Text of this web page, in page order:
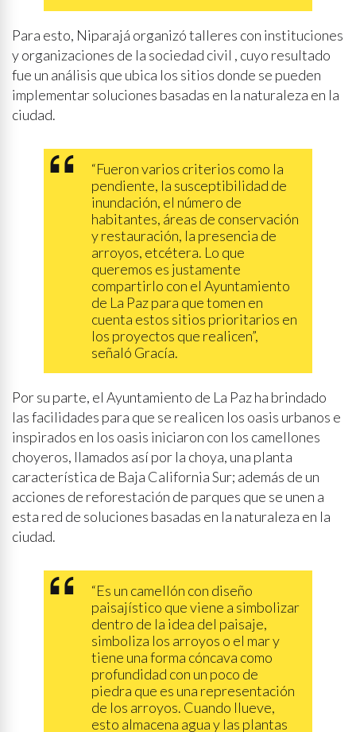
Para esto, Niparajá organizó talleres con instituciones
y organizaciones de la sociedad civil , cuyo resultado
fue un análisis que ubica los sitios donde se pueden
implementar soluciones basadas en la naturaleza en la
ciudad.
“Fueron varios criterios como la
pendiente, la susceptibilidad de
inundación, el número de
habitantes, áreas de conservación
y restauración, la presencia de
arroyos, etcétera. Lo que
queremos es justamente
compartirlo con el Ayuntamiento
de La Paz para que tomen en
cuenta estos sitios prioritarios en
los proyectos que realicen”,
señaló Gracía.
Por su parte, el Ayuntamiento de La Paz ha brindado
las facilidades para que se realicen los oasis urbanos e
inspirados en los oasis iniciaron con los camellones
choyeros, llamados así por la choya, una planta
característica de Baja California Sur; además de un
acciones de reforestación de parques que se unen a
esta red de soluciones basadas en la naturaleza en la
ciudad.
“Es un camellón con diseño
paisajístico que viene a simbolizar
dentro de la idea del paisaje,
simboliza los arroyos o el mar y
tiene una forma cóncava como
profundidad con un poco de
piedra que es una representación
de los arroyos. Cuando llueve,
esto almacena agua y las plantas